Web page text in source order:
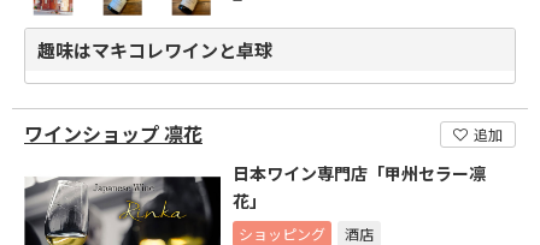
趣味はマキコレワインと卓球
ワインショップ 凛花 追加
日本ワイン専門店「甲州セラー凛
花」
ショッピング 酒店